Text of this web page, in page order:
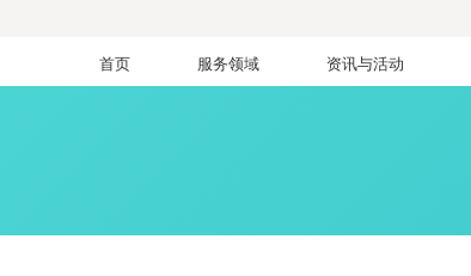
首页 服务领域 资讯与活动